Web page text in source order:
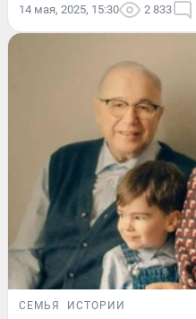
14 мая, 2025, 15:30 2 833
СЕМЬЯ ИСТОРИИ